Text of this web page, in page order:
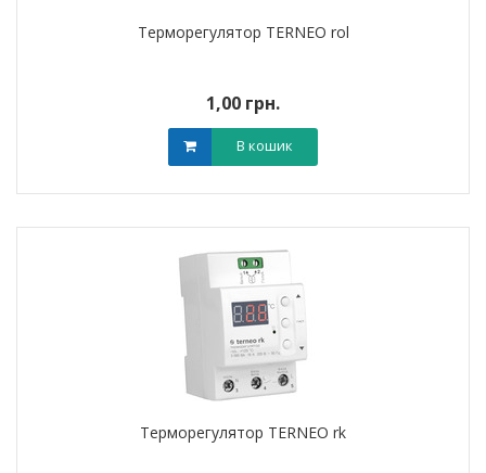
Терморегулятор TERNEO rol
1,00 грн.
В кошик
Терморегулятор TERNEO rk